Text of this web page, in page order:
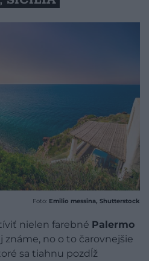
Foto: Emilio messina, Shutterstock
nielen farebné Palermo
známe, no o to čarovnejšie
sa tiahnu pozdĺž